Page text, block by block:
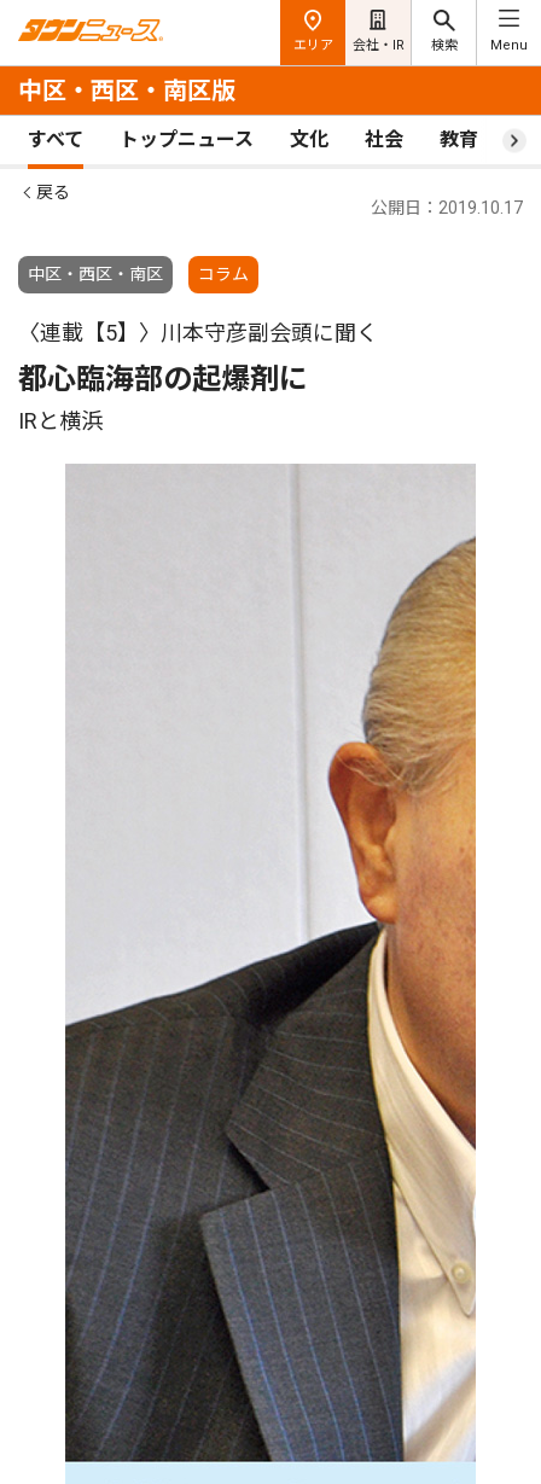
エリア 会社・IR 検索 Menu
中区・西区・南区版
すべて トップニュース 文化 社会 教育 ス
戻る
中区・西区・南区 コラム
公開日：2019.10.17
〈連載【5】〉川本守彦副会頭に聞く
都心臨海部の起爆剤に
IRと横浜